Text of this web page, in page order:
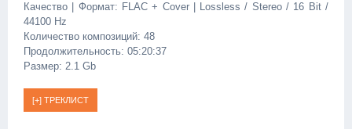
Качество | Формат: FLAC + Cover | Lossless / Stereo / 16 Bit /
44100 Hz
Количество композиций: 48
Продолжительность: 05:20:37
Размер: 2.1 Gb